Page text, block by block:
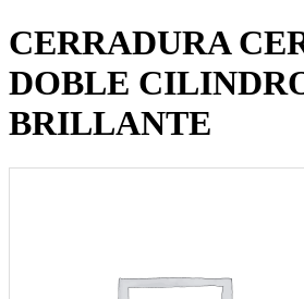
CERRADURA
DOBLE
BRILLANTE